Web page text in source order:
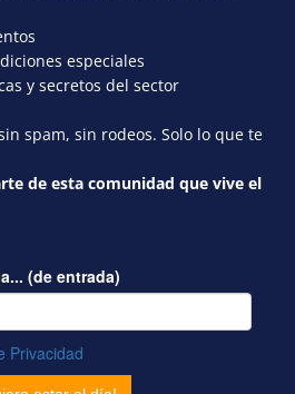
especiales
y secretos del sector
spam, sin rodeos. Solo lo que te
de esta comunidad que vive el